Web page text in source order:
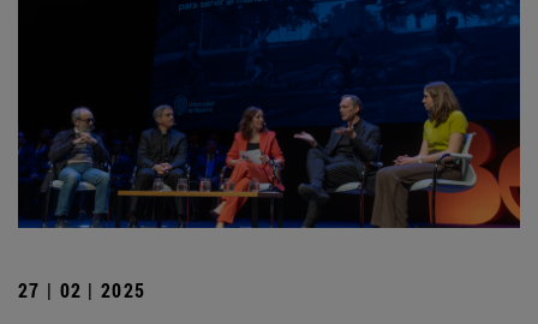
27 | 02 | 2025